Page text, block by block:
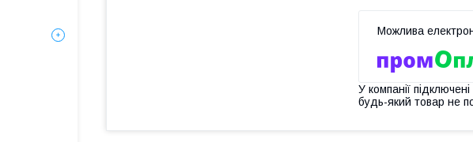
У компанії
будь-який товар не